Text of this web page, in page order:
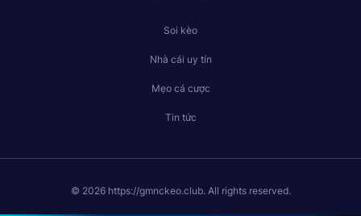
Soi kèo
Nhà cái uy tín
Mẹo cá cược
Tin tức
© 2026 https://gmnckeo.club. All rights reserved.